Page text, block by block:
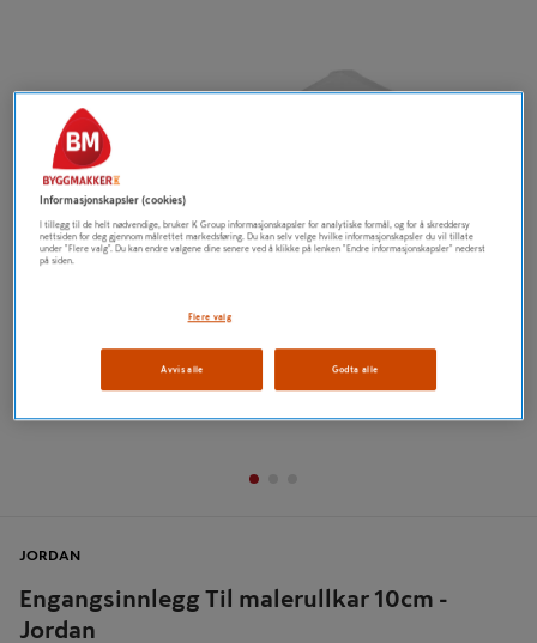
Tidligere
Engangsinnlegg Til malerullkar 10cm -
Jordan
JORDAN
Informasjonskapsler (cookies)
I tillegg til de helt nødvendige, bruker K Group informasjonskapsler for analytiske formål, og for å skreddersy
nettsiden for deg gjennom målrettet markedsføring. Du kan selv velge hvilke informasjonskapsler du vil tillate
under "Flere valg". Du kan endre valgene dine senere ved å klikke på lenken "Endre informasjonskapsler" nederst
på siden.
Flere valg
Avvis alle Godta alle